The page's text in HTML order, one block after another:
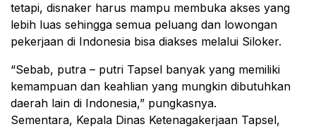
tetapi, disnaker harus mampu membuka akses yang
lebih luas sehingga semua peluang dan lowongan
pekerjaan di Indonesia bisa diakses melalui Siloker.
“Sebab, putra – putri Tapsel banyak yang memiliki
kemampuan dan keahlian yang mungkin dibutuhkan
daerah lain di Indonesia,” pungkasnya.
Sementara, Kepala Dinas Ketenagakerjaan Tapsel,